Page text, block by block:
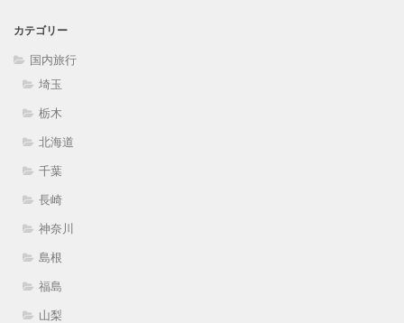
カテゴリー
国内旅行
埼玉
栃木
北海道
千葉
長崎
神奈川
島根
福島
山梨